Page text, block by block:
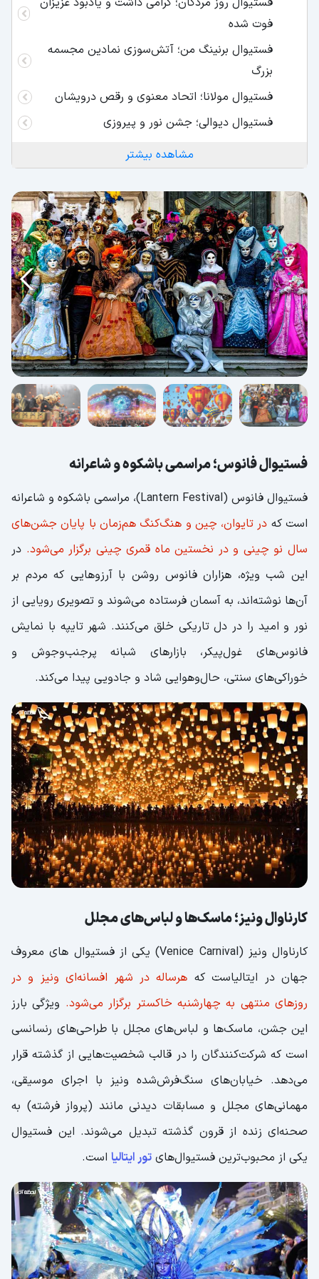
فوت شده
فستیوال برنینگ من؛ آتش‌سوزی نمادین مجسمه
بزرگ
فستیوال مولانا؛ اتحاد معنوی و رقص درویشان
فستیوال دیوالی؛ جشن نور و پیروزی
فستیوال طعم؛ جشن یکی از فستیوال های معروف
امریکا
فستیوال اکتبر فست؛ جشن بایرنی‌ها و شادی‌های
بی‌پایان
فستیوال هاربین؛ مجسمه‌های یخی باشکوه
جشن کریسمس؛ سال نو میلادی
فستیوال بالون؛ رقص رنگ‌ها در آسمان آل‌بوکرکی
فستیوال کدوتنبل؛ پاییز با کدوهای بامزه
فستیوال هالووین؛ شب ارواح و شادی‌های ترسناک
فستیوال لا توماتینا؛ پرتاب گوجه‌فرنگی‌های له شده
کارناوال سنت کیتس و نویس؛ رنگ، رقص و
ریتم‌های کارائیبی
ریویرای فرانسه
فستیوال کن؛ ویترین باشکوه سینمای هنری جهان
فستیوال ماسلنیتسا؛ خداحافظی با زمستان با طعم
معدنی!
فستیوال موسیقی اولترا؛ برترین دی‌جی‌های دنیا
فستیوال موسیقی گلاستونبری؛ موسیقی راک و پاپ
فستیوال موسیقی روز جاز؛ نوای آزادی در قلب
قفقاز
فستیوال کف و صابون؛ خوش‌آمدگویی خلاقانه با
انفجار حباب‌ها
فستیوال موسیقی تومارولند؛ موسیقی الکترونیکی
فستیوال بلک سی جاز؛ نوای جاز در آغوش دریای
سیاه
فستیوال موسیقی راک‌ان‌کاکاوا؛ تلاقی انرژی راک با
شور موسیقی مدرن
فستیوال ماردی گراس؛ جشن رنگ‌ها، رقص و شادی
باستانی
فستیوال آب سونگکران؛ جشن پاکسازی و شادی
فستیوال کینگز دی؛ جشن ملی تولد پادشاه هلند
فستیوال کرامپوس؛ سنت ترسناک پیش از نیکلاس
فستیوال سنت پاتریک؛ جشن بزرگ فرهنگ و تاریخ
ایرلند
فستیوال شکوفه‌های گیلاس؛ تماشای زیبایی
تابستان سن‌پترزبورگ
فستیوال پرش از روی نوزادان؛ سنتی عجیب برای
دور کردن بدی‌ها
فستیوال چراغ‌ها؛ نورانی شدن شب در لیون فرانسه
فستیوال برف ساپوررو؛ ساخت مجسمه‌های عظیم
برفی
مشاهده بیشتر
فستیوال فانوس؛ مراسمی باشکوه و شاعرانه
فستیوال فانوس (Lantern Festival)، مراسمی باشکوه و شاعرانه
است که در تایوان، چین و هنگ‌کنگ هم‌زمان با پایان جشن‌های
سال نو چینی و در نخستین ماه قمری چینی برگزار می‌شود. در
این شب ویژه، هزاران فانوس روشن با آرزوهایی که مردم بر
آن‌ها نوشته‌اند، به آسمان فرستاده می‌شوند و تصویری رویایی از
نور و امید را در دل تاریکی خلق می‌کنند. شهر تایپه با نمایش
فانوس‌های غول‌پیکر، بازارهای شبانه پرجنب‌وجوش و
خوراکی‌های سنتی، حال‌وهوایی شاد و جادویی پیدا می‌کند.
کارناوال ونیز؛ ماسک‌ها و لباس‌های مجلل
کارناوال ونیز (Venice Carnival) یکی از فستیوال های معروف
جهان در ایتالیاست که هرساله در شهر افسانه‌ای ونیز و در
روزهای منتهی به چهارشنبه خاکستر برگزار می‌شود. ویژگی بارز
این جشن، ماسک‌ها و لباس‌های مجلل با طراحی‌های رنسانسی
است که شرکت‌کنندگان را در قالب شخصیت‌هایی از گذشته قرار
می‌دهد. خیابان‌های سنگ‌فرش‌شده ونیز با اجرای موسیقی،
مهمانی‌های مجلل و مسابقات دیدنی مانند (پرواز فرشته) به
صحنه‌ای زنده از قرون گذشته تبدیل می‌شوند. این فستیوال
یکی از محبوب‌ترین فستیوال‌های تور ایتالیا است.